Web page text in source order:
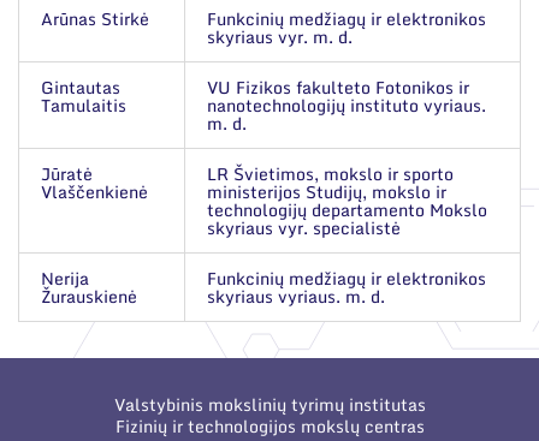
Arūnas Stirkė
Funkcinių medžiagų ir elektronikos
skyriaus vyr. m. d.
Gintautas
Tamulaitis
VU Fizikos fakulteto Fotonikos ir
nanotechnologijų instituto vyriaus.
m. d.
Jūratė
Vlaščenkienė
LR Švietimos, mokslo ir sporto
ministerijos Studijų, mokslo ir
technologijų departamento Mokslo
skyriaus vyr. specialistė
Nerija
Žurauskienė
Funkcinių medžiagų ir elektronikos
skyriaus vyriaus. m. d.
Valstybinis mokslinių tyrimų institutas
Fizinių ir technologijos mokslų centras